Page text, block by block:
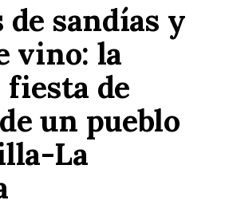
de sandías y
vino: la
de
un pueblo
La